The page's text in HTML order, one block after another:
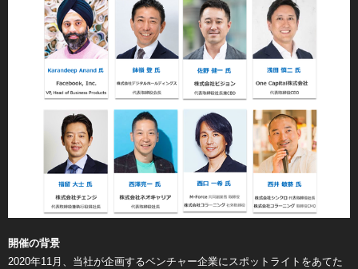
開催の背景
2020年11月、当社が企画するベンチャー企業にスポットライトをあてた